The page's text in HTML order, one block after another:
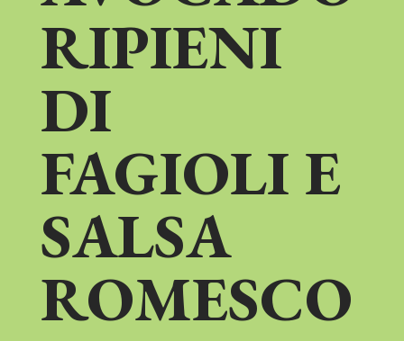
RIPIENI
DI
FAGIOLI E
SALSA
ROMESCO